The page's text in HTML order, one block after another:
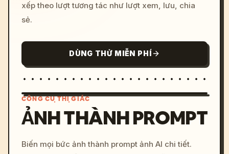
xếp theo lượt tương tác như lượt xem, lưu, chia
sẻ.
DÙNG THỬ MIỄN PHÍ
c, cyberpunk sunset, neon
CÔNG CỤ THỊ GIÁC
ẢNH THÀNH PROMPT
Biến mọi bức ảnh thành prompt ảnh AI chi tiết.